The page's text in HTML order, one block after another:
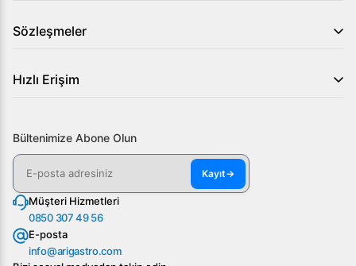
Sözleşmeler
Hızlı Erişim
Bültenimize Abone Olun
Kayıt→
Müşteri Hizmetleri
0850 307 49 56
E-posta
info@arigastro.com